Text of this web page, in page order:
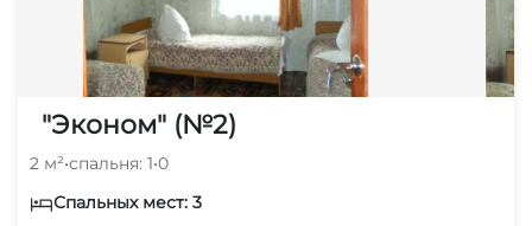
"Эконом" (№2)
2 м²•спальня: 1•0
Спальных мест: 3